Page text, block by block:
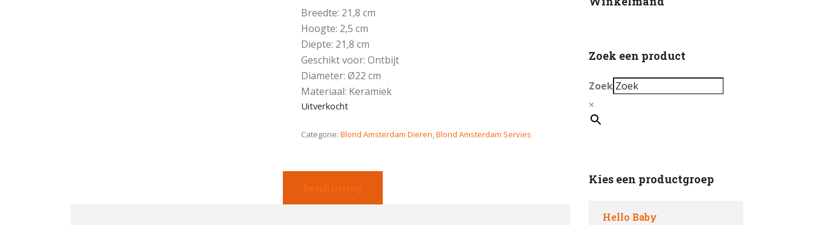
Breedte: 21,8 cm
Hoogte: 2,5 cm
Diepte: 21,8 cm
Geschikt voor: Ontbijt
Diameter: Ø22 cm
Materiaal: Keramiek
Uitverkocht
Categorie: Blond Amsterdam Dieren,Blond Amsterdam Servies
Zoek een product
Zoek
×
Kies een productgroep
Hello Baby